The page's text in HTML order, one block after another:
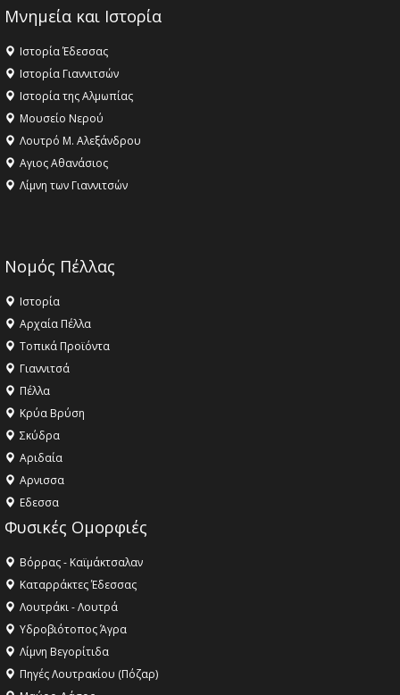
Μνημεία και Ιστορία
Ιστορία Έδεσσας
Ιστορία Γιαννιτσών
Ιστορία της Αλμωπίας
Μουσείο Νερού
Λουτρό Μ. Αλεξάνδρου
Αγιος Αθανάσιος
Λίμνη των Γιαννιτσών
Νομός Πέλλας
Ιστορία
Αρχαία Πέλλα
Τοπικά Προϊόντα
Γιαννιτσά
Πέλλα
Κρύα Βρύση
Σκύδρα
Αριδαία
Aρνισσα
Eδεσσα
Φυσικές Ομορφιές
Βόρρας - Καϊμάκτσαλαν
Καταρράκτες Έδεσσας
Λουτράκι - Λουτρά
Υδροβιότοπος Άγρα
Λίμνη Βεγορίτιδα
Πηγές Λουτρακίου (Πόζαρ)